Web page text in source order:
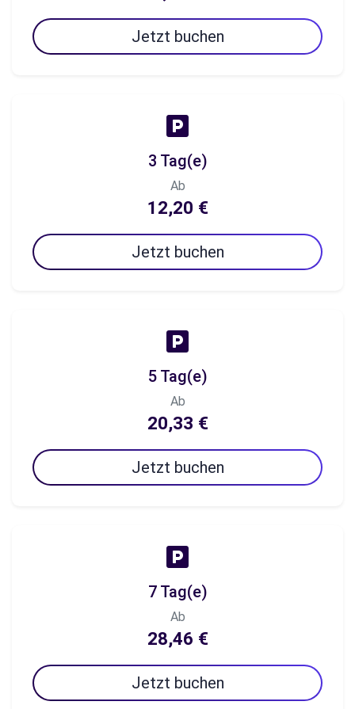
Jetzt buchen
3 Tag(e)
Ab
12,20 €
Jetzt buchen
5 Tag(e)
Ab
20,33 €
Jetzt buchen
7 Tag(e)
Ab
28,46 €
Jetzt buchen